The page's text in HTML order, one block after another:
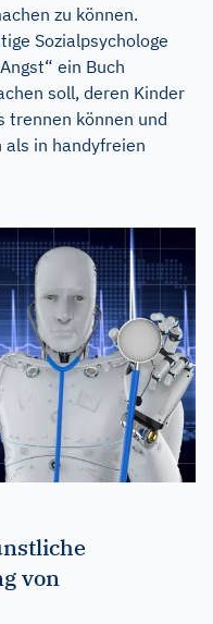
zu können.
Sozialpsychologe
ein Buch
soll, deren Kinder
trennen können und
als in handyfreien
von